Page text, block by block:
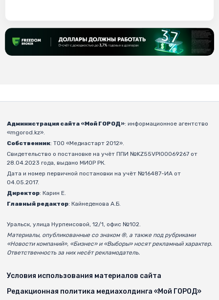
Администрация сайта «Мой ГОРОД»: информационное агентство
«mgorod.kz».
Собственник: ТОО «Медиастарт 2012».
Свидетельство о постановке на учёт ППИ №KZ55VPI00069267 от
28.04.2023 года, выдано МИОР РК.
Дата и номер первичной постановки на учёт №16487-ИА от
04.05.2017.
Директор: Карин Е.
Главный редактор: Кайнеденова А.Б.
Уральск, улица Нурпеисовой, 12/1, офис №102.
Материалы, опубликованные со знаком ®, а также под рубриками
«Новости компаний», «Бизнес» и «Выборы» носят рекламный характер.
Ответственность за них несёт рекламодатель.
Условия использования материалов сайта
Редакционная политика медиахолдинга «Мой ГОРОД»